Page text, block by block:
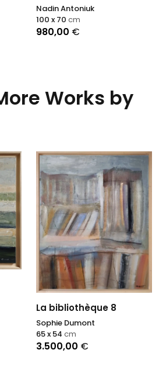
Nadin Antoniuk
980,00 €
100 x 70 cm
Works by
La bibliothèque 8
Sophie Dumont
3.500,00 €
65 x 54 cm